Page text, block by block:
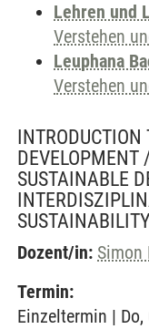
Lehren und
Verstehen
Leuphana
Verstehen
INTRODUCTION
SUSTAINABLE
Dozent/in: Simon
Termin:
Einzeltermin |